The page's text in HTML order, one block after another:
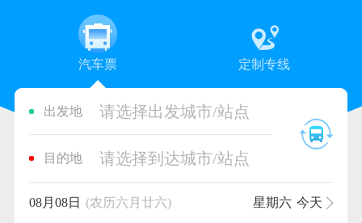
汽车票 定制专线
出发地 请选择出发城市/站点
目的地 请选择到达城市/站点
08月08日 (农历六月廿六) 星期六 今天